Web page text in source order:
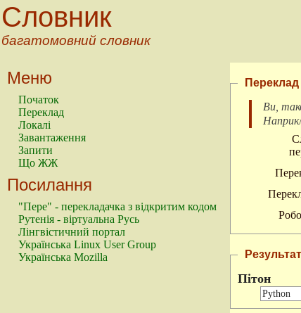
Словник
багатомовний словник
Меню
Початок
Переклад
Локалі
Завантаження
Запити
Що ЖЖ
Посилання
"Пере" - перекладачка з відкритим кодом
Рутенія - віртуальна Русь
Лінгвістичний портал
Українська Linux User Group
Українська Mozilla
Переклад
Ви,
Результат
Пітон